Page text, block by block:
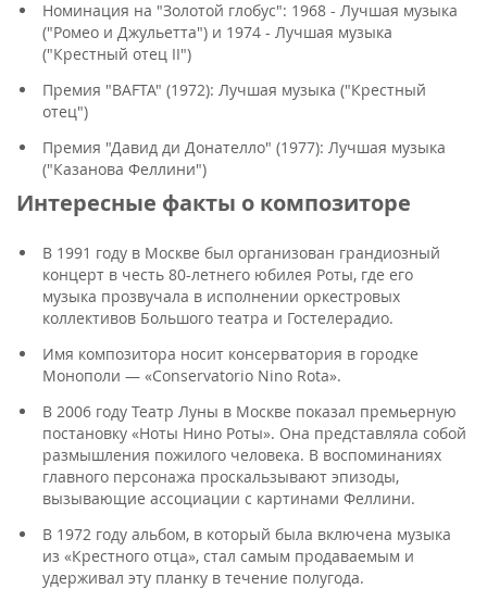
Номинация на "Золотой глобус": 1968 - Лучшая музыка
("Ромео и Джульетта") и 1974 - Лучшая музыка
("Крестный отец II")
Премия "BAFTA" (1972): Лучшая музыка ("Крестный
отец")
Премия "Давид ди Донателло" (1977): Лучшая музыка
("Казанова Феллини")
Интересные факты о композиторе
В 1991 году в Москве был организован грандиозный
концерт в честь 80-летнего юбилея Роты, где его
музыка прозвучала в исполнении оркестровых
коллективов Большого театра и Гостелерадио.
Имя композитора носит консерватория в городке
Монополи — «Conservatorio Nino Rota».
В 2006 году Театр Луны в Москве показал премьерную
постановку «Ноты Нино Роты». Она представляла собой
размышления пожилого человека. В воспоминаниях
главного персонажа проскальзывают эпизоды,
вызывающие ассоциации с картинами Феллини.
В 1972 году альбом, в который была включена музыка
из «Крестного отца», стал самым продаваемым и
удерживал эту планку в течение полугода.